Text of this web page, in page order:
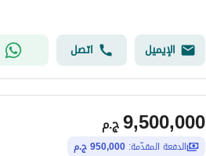
الإيميل اتصل
ج.م9,500,000
الدفعة المقدّمة: 950,000 ج.م